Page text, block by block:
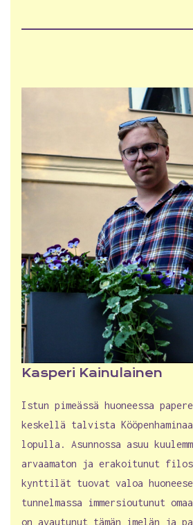
Kasperi Kainulainen
Istun pimeässä huoneessa
keskellä talvista
lopulla. Asunnossa asuu
arvaamaton ja erakoitunut
kynttilät tuovat valoa
tunnelmassa immersioutunut
on avautunut tämän imelän ja